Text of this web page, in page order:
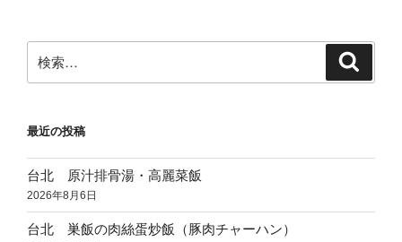
ー
シ
索:
最近の投稿
台北 原汁排骨湯・高麗菜飯
2026年8月6日
台北 巣飯の肉絲蛋炒飯（豚肉チャーハン）